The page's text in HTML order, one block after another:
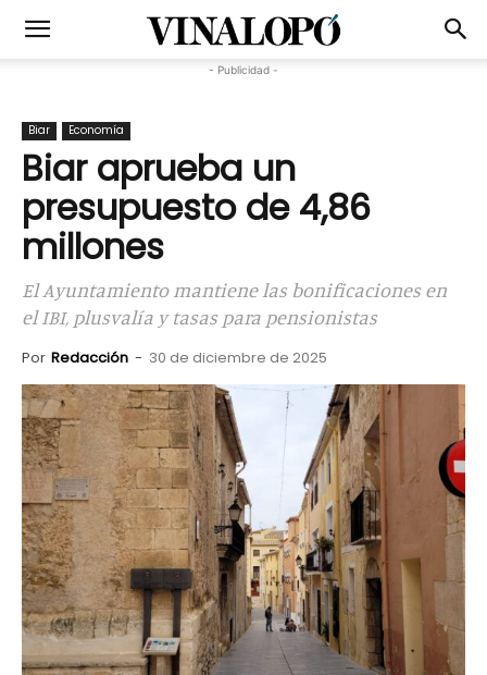
- Publicidad -
Biar Economía
Biar aprueba un
presupuesto de 4,86
millones
El Ayuntamiento mantiene las bonificaciones en
el IBI, plusvalía y tasas para pensionistas
Por Redacción - 30 de diciembre de 2025